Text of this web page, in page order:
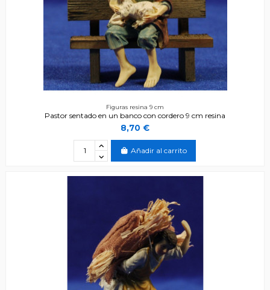
Figuras resina 9 cm
Pastor sentado en un banco con cordero 9 cm resina
8,70 €
Añadir al carrito